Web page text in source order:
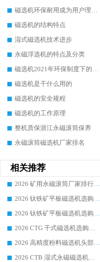
磁选机环保耐用成为用户理想选择
磁选机的结构特点
湿式磁选机技术进步
永磁浮选机的特点及分类
磁选机2021年环保制度下的发展出路
磁选机是干什么用的
磁选机的安全规程
磁选机的工作原理
整机质保浙江永磁滚筒保养
永磁滚筒磁选机厂家排名
相关推荐
2026 矿用永磁滚筒厂家排行榜选购干货指南 行业口碑标杆华体会手机网页版-华体会(中国) 实力出众
2026 钛铁矿平板磁选机选购全攻略 市场公认优质品牌厂家实力排行榜
2026 钛铁矿平板磁选机选购指南 行业口碑优选品牌生产企业实力排行榜
2026 CTG 干式磁选机选购指南|行业口碑靠谱生产厂家领域强者推荐
2026 高精度粉料磁选机头部厂家选购指南 行业口碑靠谱品牌推荐 领域强者华体会手机网页版-华体会(中国) 解析
2026 CTB 湿式永磁磁选机选购指南|行业口碑良好品牌推荐，领域强者华体会手机网页版-华体会(中国)